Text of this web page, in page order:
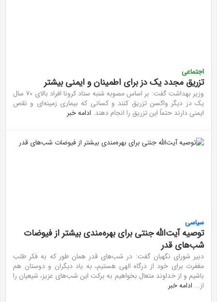
اجتماعی
تزریق مجدد یک دز برای اطمینان و ایمنی بیشتر
وزیر بهداشت گفت: بر اساس مصوبه شنبه ستاد کرونا افراد بالای ۷۰ سال
یک دز دیگر واکسن تزریق کنند و کسانی که بیماری زمینه‌ای و نقص
ایمنی دارند حتماً این تزریق را انجام دهند. ادامه خبر
سیاسی
توصیه آیت‌الله جنتی برای بهره‌مندی بیشتر از فیوضات
شب‌های قدر
دبیر شورای نگهبان گفت: در شب‌های قدر همان طور که به فکر طلب
مغفرت برای خود از درگاه الهی هستیم، به یاد دیگران و دوستان هم
باشیم و از خداوند متعال بخواهیم به برکت این شب‌های عزیز، شیعیان را
از... ادامه خبر